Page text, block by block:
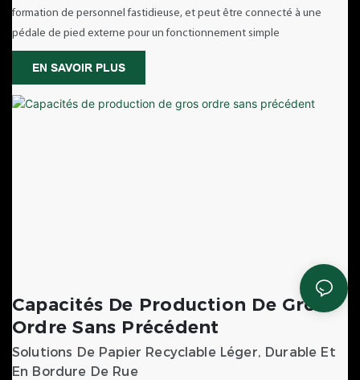
formation de personnel fastidieuse, et peut être connecté à une
pédale de pied externe pour un fonctionnement simple
EN SAVOIR PLUS
Capacités De Production De Gros
Ordre Sans Précédent
Solutions De Papier Recyclable Léger, Durable Et
En Bordure De Rue